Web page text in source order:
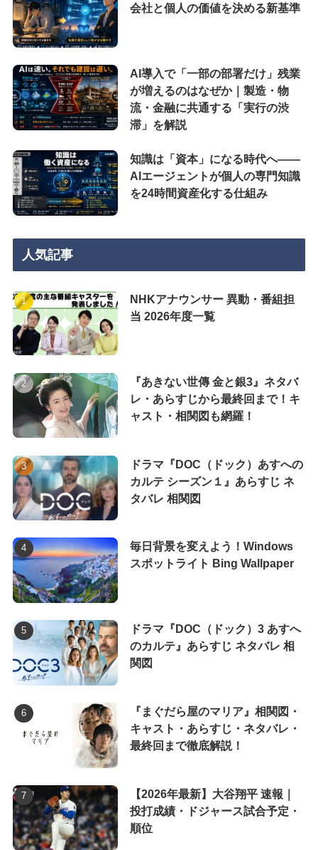
会社と個人の価値を決める新基準
AI導入で「一部の部署だけ」残業
が増えるのはなぜか｜製造・物
流・金融に共通する「実行の渋
滞」を解説
知識は「資本」になる時代へ——
AIエージェントが個人の専門知識
を24時間資産化する仕組み
人気記事
NHKアナウンサー 異動・番組担
当 2026年度一覧
『あきない世傳 金と銀3』ネタバ
レ・あらすじから最終回まで！キ
ャスト・相関図も網羅！
ドラマ『DOC（ドック）あすへの
カルテ シーズン１』あらすじ ネ
タバレ 相関図
毎日背景を変えよう！Windows
スポットライト Bing Wallpaper
ドラマ『DOC（ドック）3 あすへ
のカルテ』あらすじ ネタバレ 相
関図
『まぐだら屋のマリア』相関図・
キャスト・あらすじ・ネタバレ・
最終回まで徹底解説！
【2026年最新】大谷翔平 速報｜
投打成績・ドジャース試合予定・
順位